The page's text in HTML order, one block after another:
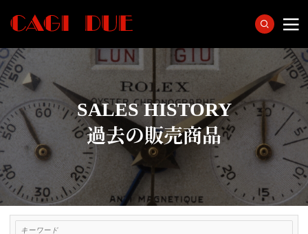
SALES HISTORY
過去の販売商品